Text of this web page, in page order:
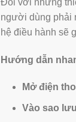
người dùng phải
hệ điều hành sẽ
Hướng dẫn
Mở điện
Vào sao